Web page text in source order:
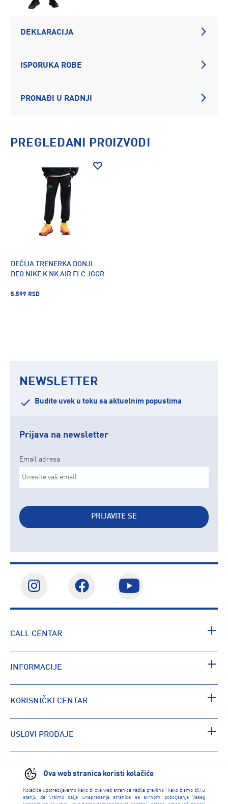
Ova web stranica koristi kolačiće
Kolačiće upotrebljavamo kako bi ova web stranica radila pravilno i kako bismo bili u
stanju da vršimo dalja unapređenja stranice sa svrhom poboljšanja Vašeg
DEKLARACIJA
ISPORUKA ROBE
PRONAĐI U RADNJI
PREGLEDANI PROIZVODI
DEČIJA TRENERKA DONJI
DEO NIKE K NK AIR FLC JGGR
5.599 RSD
NEWSLETTER
Budite uvek u toku sa aktuelnim popustima
Prijava na newsletter
Email adresa
PRIJAVITE SE
CALL CENTAR
INFORMACIJE
KORISNIČKI CENTAR
USLOVI PRODAJE
PRONAĐI RADNJU